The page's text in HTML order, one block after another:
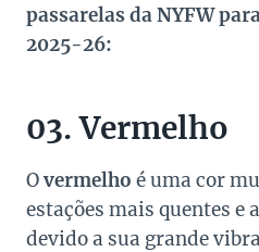
passarelas da NYFW
2025-26:
03. Vermelho
Overmelho é uma cor
estações mais quentes e
devido a sua grande